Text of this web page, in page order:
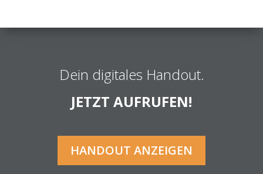
Dein digitales Handout.
JETZT AUFRUFEN!
HANDOUT ANZEIGEN